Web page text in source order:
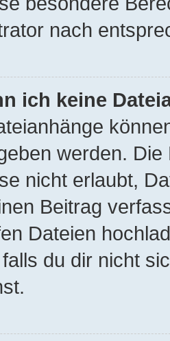
nach
ich keine
werden.
nicht erlaubt,
Beitrag
Dateien
du dir nicht